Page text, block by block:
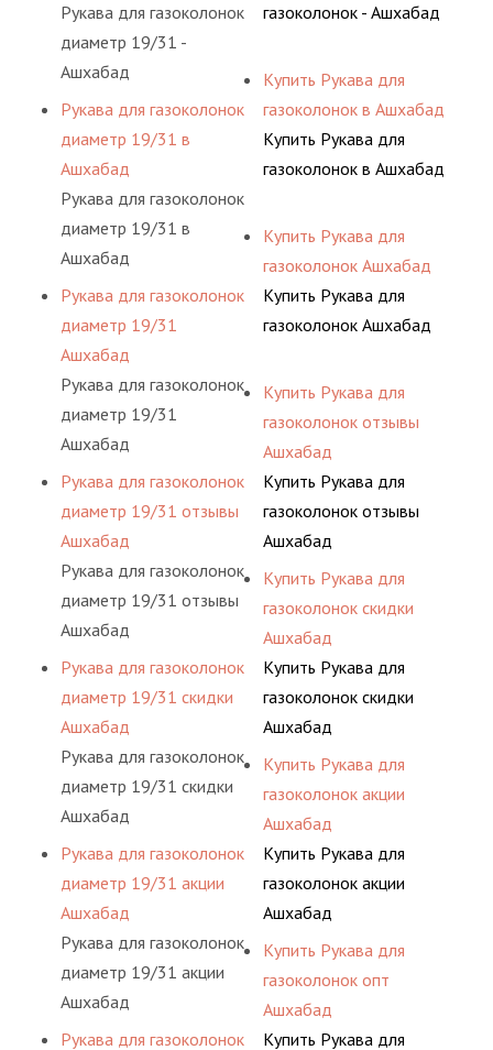
Рукава для газоколонок
диаметр 19/31 -
Ашхабад
Рукава для газоколонок
диаметр 19/31 в
Ашхабад
Рукава для газоколонок
диаметр 19/31 в
Ашхабад
Рукава для газоколонок
диаметр 19/31
Ашхабад
Рукава для газоколонок
диаметр 19/31
Ашхабад
Рукава для газоколонок
диаметр 19/31 отзывы
Ашхабад
Рукава для газоколонок
диаметр 19/31 отзывы
Ашхабад
Рукава для газоколонок
диаметр 19/31 скидки
Ашхабад
Рукава для газоколонок
диаметр 19/31 скидки
Ашхабад
Рукава для газоколонок
диаметр 19/31 акции
Ашхабад
Рукава для газоколонок
диаметр 19/31 акции
Ашхабад
Рукава для газоколонок
газоколонок - Ашхабад
Купить Рукава для
газоколонок в Ашхабад
Купить Рукава для
газоколонок в Ашхабад
Купить Рукава для
газоколонок Ашхабад
Купить Рукава для
газоколонок Ашхабад
Купить Рукава для
газоколонок отзывы
Ашхабад
Купить Рукава для
газоколонок отзывы
Ашхабад
Купить Рукава для
газоколонок скидки
Ашхабад
Купить Рукава для
газоколонок скидки
Ашхабад
Купить Рукава для
газоколонок акции
Ашхабад
Купить Рукава для
газоколонок акции
Ашхабад
Купить Рукава для
газоколонок опт
Ашхабад
Купить Рукава для